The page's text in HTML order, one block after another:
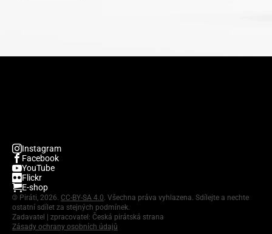
Instagram
Facebook
YouTube
Flickr
E-shop
© Piráti, 2026. CC-BY-SA 4.0. Všechna práva vyhlazena. Sdílejte a nechte
ostatní sdílet za stejných podmínek.
Zadavatel | zpracovatel: Česká pirátská strana
Zásady ochrany osobních údajů